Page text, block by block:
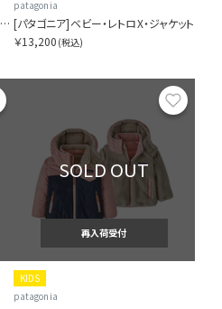
[パタゴニア]ベビー・ファーリー・フレンズ・バンティング
patagonia
[パタゴニア]ベビー・レトロX・ジャケット
￥13,200 (税込)
お気に入り
SOLD OUT
再入荷受付
KIDS
patagonia